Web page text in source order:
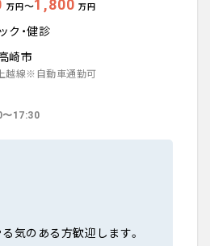
万円〜1,800 万円
ク・健診
崎市
越線※自動車通勤可
〜17:30
気のある方歓迎します。